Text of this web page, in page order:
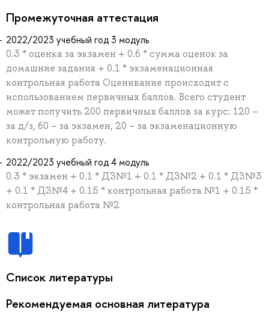
Промежуточная аттестация
2022/2023 учебный год 3 модуль
0.3 * оценка за экзамен + 0.6 * сумма оценок за
домашние задания + 0.1 * экзаменационная
контрольная работа Оценивание происходит с
использованием первичных баллов. Всего студент
может получить 200 первичных баллов за курс: 120 –
за д/з, 60 – за экзамен, 20 – за экзаменационную
контрольную работу.
2022/2023 учебный год 4 модуль
0.3 * экзамен + 0.1 * ДЗ№1 + 0.1 * ДЗ№2 + 0.1 * ДЗ№3
+ 0.1 * ДЗ№4 + 0.15 * контрольная работа №1 + 0.15 *
контрольная работа №2
Список литературы
Рекомендуемая основная литература